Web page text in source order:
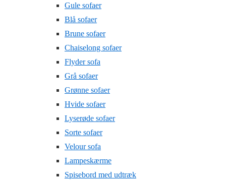
Gule sofaer
Blå sofaer
Brune sofaer
Chaiselong sofaer
Flyder sofa
Grå sofaer
Grønne sofaer
Hvide sofaer
Lyserøde sofaer
Sorte sofaer
Velour sofa
Lampeskærme
Spisebord med udtræk